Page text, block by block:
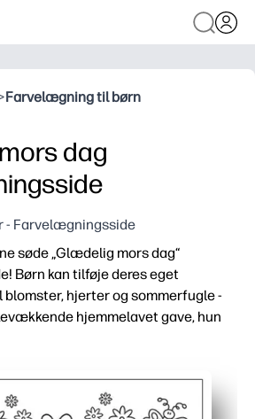
Farvelægning til børn
dag
- Farvelægningsside
søde „Glædelig mors dag“
Børn kan tilføje deres eget
hjerter og sommerfugle -
hjemmelavet gave, hun
trykker bare på print og håndterer
aldre - dine elever nyder enkle